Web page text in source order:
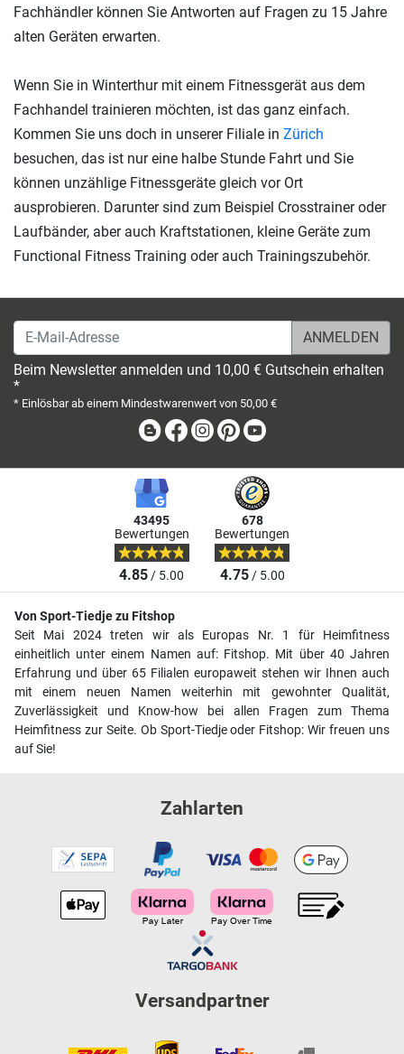
Fachhändler können Sie Antworten auf Fragen zu 15 Jahre
alten Geräten erwarten.
Wenn Sie in Winterthur mit einem Fitnessgerät aus dem
Fachhandel trainieren möchten, ist das ganz einfach.
Kommen Sie uns doch in unserer Filiale in Zürich
besuchen, das ist nur eine halbe Stunde Fahrt und Sie
können unzählige Fitnessgeräte gleich vor Ort
ausprobieren. Darunter sind zum Beispiel Crosstrainer oder
Laufbänder, aber auch Kraftstationen, kleine Geräte zum
Functional Fitness Training oder auch Trainingszubehör.
E-Mail-Adresse
Beim Newsletter anmelden und 10,00 € Gutschein erhalten
*
* Einlösbar ab einem Mindestwarenwert von 50,00 €
BlogFacebook
Instagram
Pinterest
43495
Bewertungen
4.85/ 5.00
678
Bewertungen
4.75/ 5.00
Von Sport-Tiedje zu Fitshop
Seit Mai 2024 treten wir als Europas Nr. 1 für Heimfitness
einheitlich unter einem Namen auf: Fitshop. Mit über 40 Jahren
Erfahrung und über 65 Filialen europaweit stehen wir Ihnen auch
mit einem neuen Namen weiterhin mit gewohnter Qualität,
Zuverlässigkeit und Know-how bei allen Fragen zum Thema
Heimfitness zur Seite. Ob Sport-Tiedje oder Fitshop: Wir freuen uns
auf Sie!
Zahlarten
Versandpartner